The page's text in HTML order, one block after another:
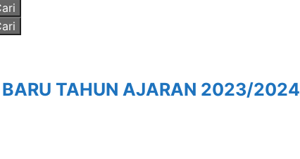
BARU TAHUN AJARAN 2023/2024